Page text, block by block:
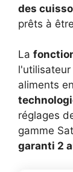
des
prêts à
La
aliments
réglages
gamme
garanti 2